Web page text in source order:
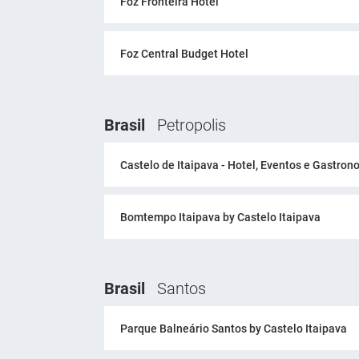
Foz Central Budget Hotel
Brasil Petropolis
Castelo de Itaipava - Hotel, Eventos e
Bomtempo Itaipava by Castelo Itaipava
Brasil Santos
Parque Balneário Santos by Castelo Itaipava